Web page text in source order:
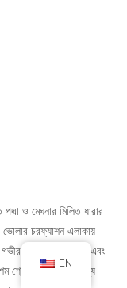
ও মেঘনার মিলিত ধারার
চরফ্যাশন এলাকায়
গভীর ও প্রশস্ততম নদী এবং
শ্রেণী এবং জাতীয় তথ্য
EN